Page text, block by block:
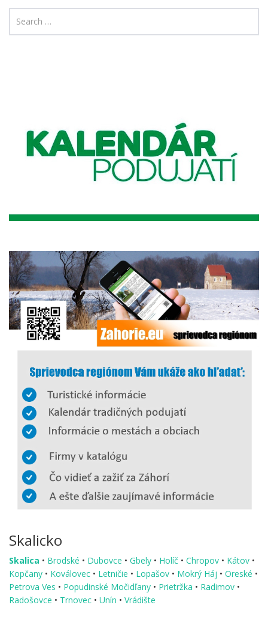
navigation
Skalicko
Skalica • Brodské • Dubovce • Gbely • Holíč • Chropov • Kátov •
Kopčany • Koválovec • Letničie • Lopašov • Mokrý Háj • Oreské •
Petrova Ves • Popudinské Močidľany • Prietržka • Radimov •
Radošovce • Trnovec • Unín • Vrádište